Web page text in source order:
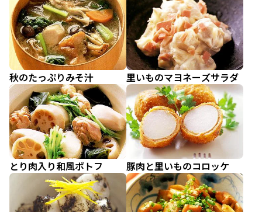
秋のたっぷりみそ汁 里いものマヨネーズサラダ
とり肉入り和風ポトフ 豚肉と里いものコロッケ